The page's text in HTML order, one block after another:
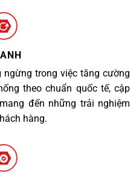
trong việc tăng cường
theo chuẩn quốc tế, cập
đến những trải nghiệm
hàng.